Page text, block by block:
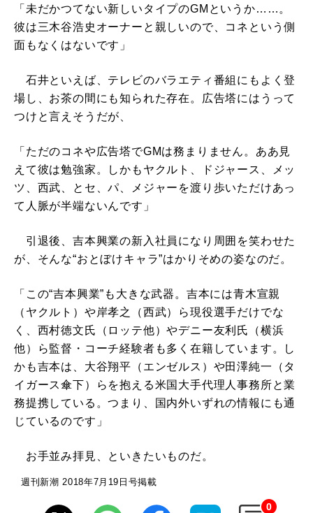
「未だかつてない新しいタイプのGMというか……。
彼は三木谷浩史オーナーと親しいので、コネという側
面もなくはないです」
石井といえば、テレビのバラエティ番組にもよく登
場し、お茶の間にも知られた存在。広告塔にはうって
つけと言えそうだが、
「ただのコネや広告塔でGMは務まりません。ああ見
えて彼は勉強家。しかもヤクルト、ドジャース、メッ
ツ、西武、とセ、パ、メジャーを渡り歩いただけあっ
て人脈が半端ないんです」
引退後、吉本興業の新入社員になり周囲を笑わせた
が、そんな“おとぼけキャラ”はかりそめの姿なのだ。
「この“吉本興業”も大きな武器。吉本には青木宣親
（ヤクルト）や岸孝之（西武）ら現役選手だけでな
く、西村徳文氏（ロッテ他）やデニー友利氏（横浜
他）ら監督・コーチ経験者も多く在籍しています。し
かも吉本は、大谷翔平（エンゼルス）や田澤純一（タ
イガース傘下）らを抱える米国大手代理人事務所と業
務提携している。つまり、国内外いずれの情報にも通
じているのです」
お手並み拝見、といきたいものだ。
週刊新潮 2018年7月19日号掲載
0